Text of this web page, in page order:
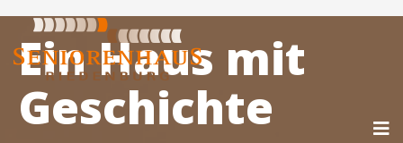
Ein Haus mit
Geschichte